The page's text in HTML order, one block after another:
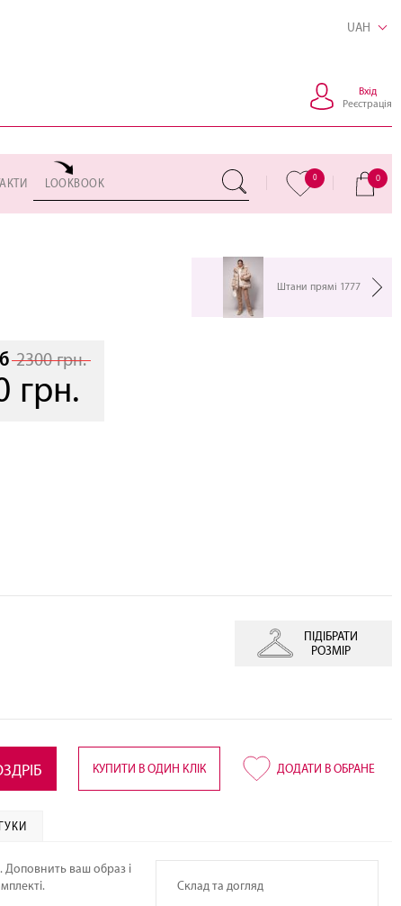
UAH
Вхід
Реєстрація
LOOKBOOK 0 0
фото
Штани прямі 1777
2300 грн.
грн.
ПІДІБРАТИ
РОЗМІР
КУПИТИ В ОДИН КЛІК
Доповнить ваш образ і
Склад та догляд